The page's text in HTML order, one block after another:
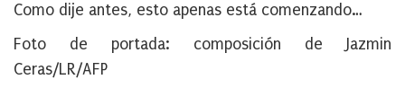
Como dije antes, esto apenas está comenzando…
Foto de portada: composición de Jazmin
Ceras/LR/AFP